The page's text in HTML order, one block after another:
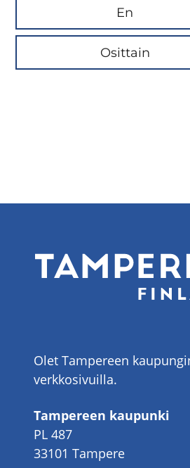
En
Osittain
Olet Tampereen
verkkosivuilla.
Tampereen kaupunki
PL 487
33101 Tampere